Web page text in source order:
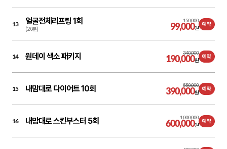
13 얼굴전체리프팅 1회
(20분)
150,000
99,000원
예약
14 원데이 색소 패키지 340,000
190,000원
예약
15 내맘대로 다이어트 10회 550,000
390,000원
예약
16 내맘대로 스킨부스터 5회 1,000,000
600,000원
예약